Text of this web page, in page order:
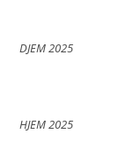
DJEM 2025
HJEM 2025